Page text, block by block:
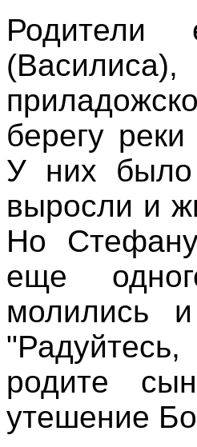
берегу
У них было
выросли и
Но
еще
молились
родите
утешение